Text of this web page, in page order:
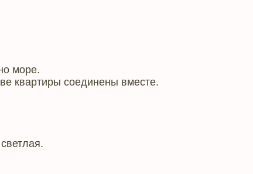
море.
квартиры соединены вместе.